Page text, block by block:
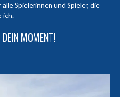
Spielerinnen und Spieler, die
ich.
MOMENT!